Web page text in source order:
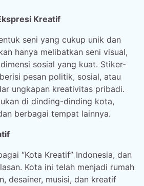
Kreatif
seni yang cukup unik dan
hanya melibatkan seni visual,
sosial yang kuat. Stiker-
pesan politik, sosial, atau
ungkapan kreativitas pribadi.
di dinding-dinding kota,
berbagai tempat lainnya.
“Kota Kreatif” Indonesia, dan
Kota ini telah menjadi rumah
desainer, musisi, dan kreatif